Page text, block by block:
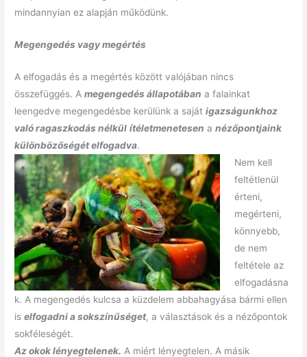
mindannyian ez alapján működünk.
Megengedés vagy megértés
A elfogadás és a megértés között valójában nincs
összefüggés. Amegengedés állapotában a falainkat
leengedve megengedésbe kerülünk a sajátigazságunkhoz
való ragaszkodás nélkül ítéletmenetesen anézőpontjaink
különbözőségét elfogadva.
Nem kell
feltétlenül
érteni,
megérteni,
könnyebb,
de nem
feltétele az
elfogadásna
k. A megengedés kulcsa a küzdelem abbahagyása bármi ellen
iselfogadni a sokszínűséget, a választások és a nézőpontok
sokféleségét.
Az okok lényegtelenek. A miért lényegtelen. A másik